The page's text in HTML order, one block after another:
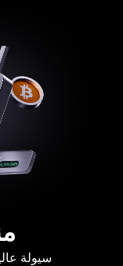
سيولة عالية